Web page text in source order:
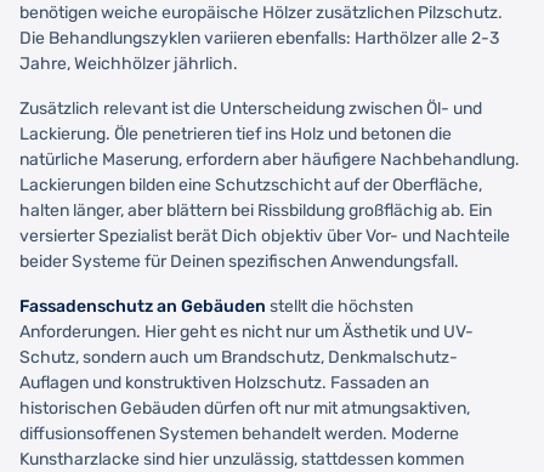
benötigen weiche europäische Hölzer zusätzlichen Pilzschutz.
Die Behandlungszyklen variieren ebenfalls: Harthölzer alle 2-3
Jahre, Weichhölzer jährlich.
Zusätzlich relevant ist die Unterscheidung zwischen Öl- und
Lackierung. Öle penetrieren tief ins Holz und betonen die
natürliche Maserung, erfordern aber häufigere Nachbehandlung.
Lackierungen bilden eine Schutzschicht auf der Oberfläche,
halten länger, aber blättern bei Rissbildung großflächig ab. Ein
versierter Spezialist berät Dich objektiv über Vor- und Nachteile
beider Systeme für Deinen spezifischen Anwendungsfall.
Fassadenschutz an Gebäuden stellt die höchsten
Anforderungen. Hier geht es nicht nur um Ästhetik und UV-
Schutz, sondern auch um Brandschutz, Denkmalschutz-
Auflagen und konstruktiven Holzschutz. Fassaden an
historischen Gebäuden dürfen oft nur mit atmungsaktiven,
diffusionsoffenen Systemen behandelt werden. Moderne
Kunstharzlacke sind hier unzulässig, stattdessen kommen